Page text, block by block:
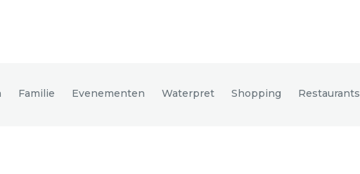
Familie Evenementen Waterpret Shopping Restaurants